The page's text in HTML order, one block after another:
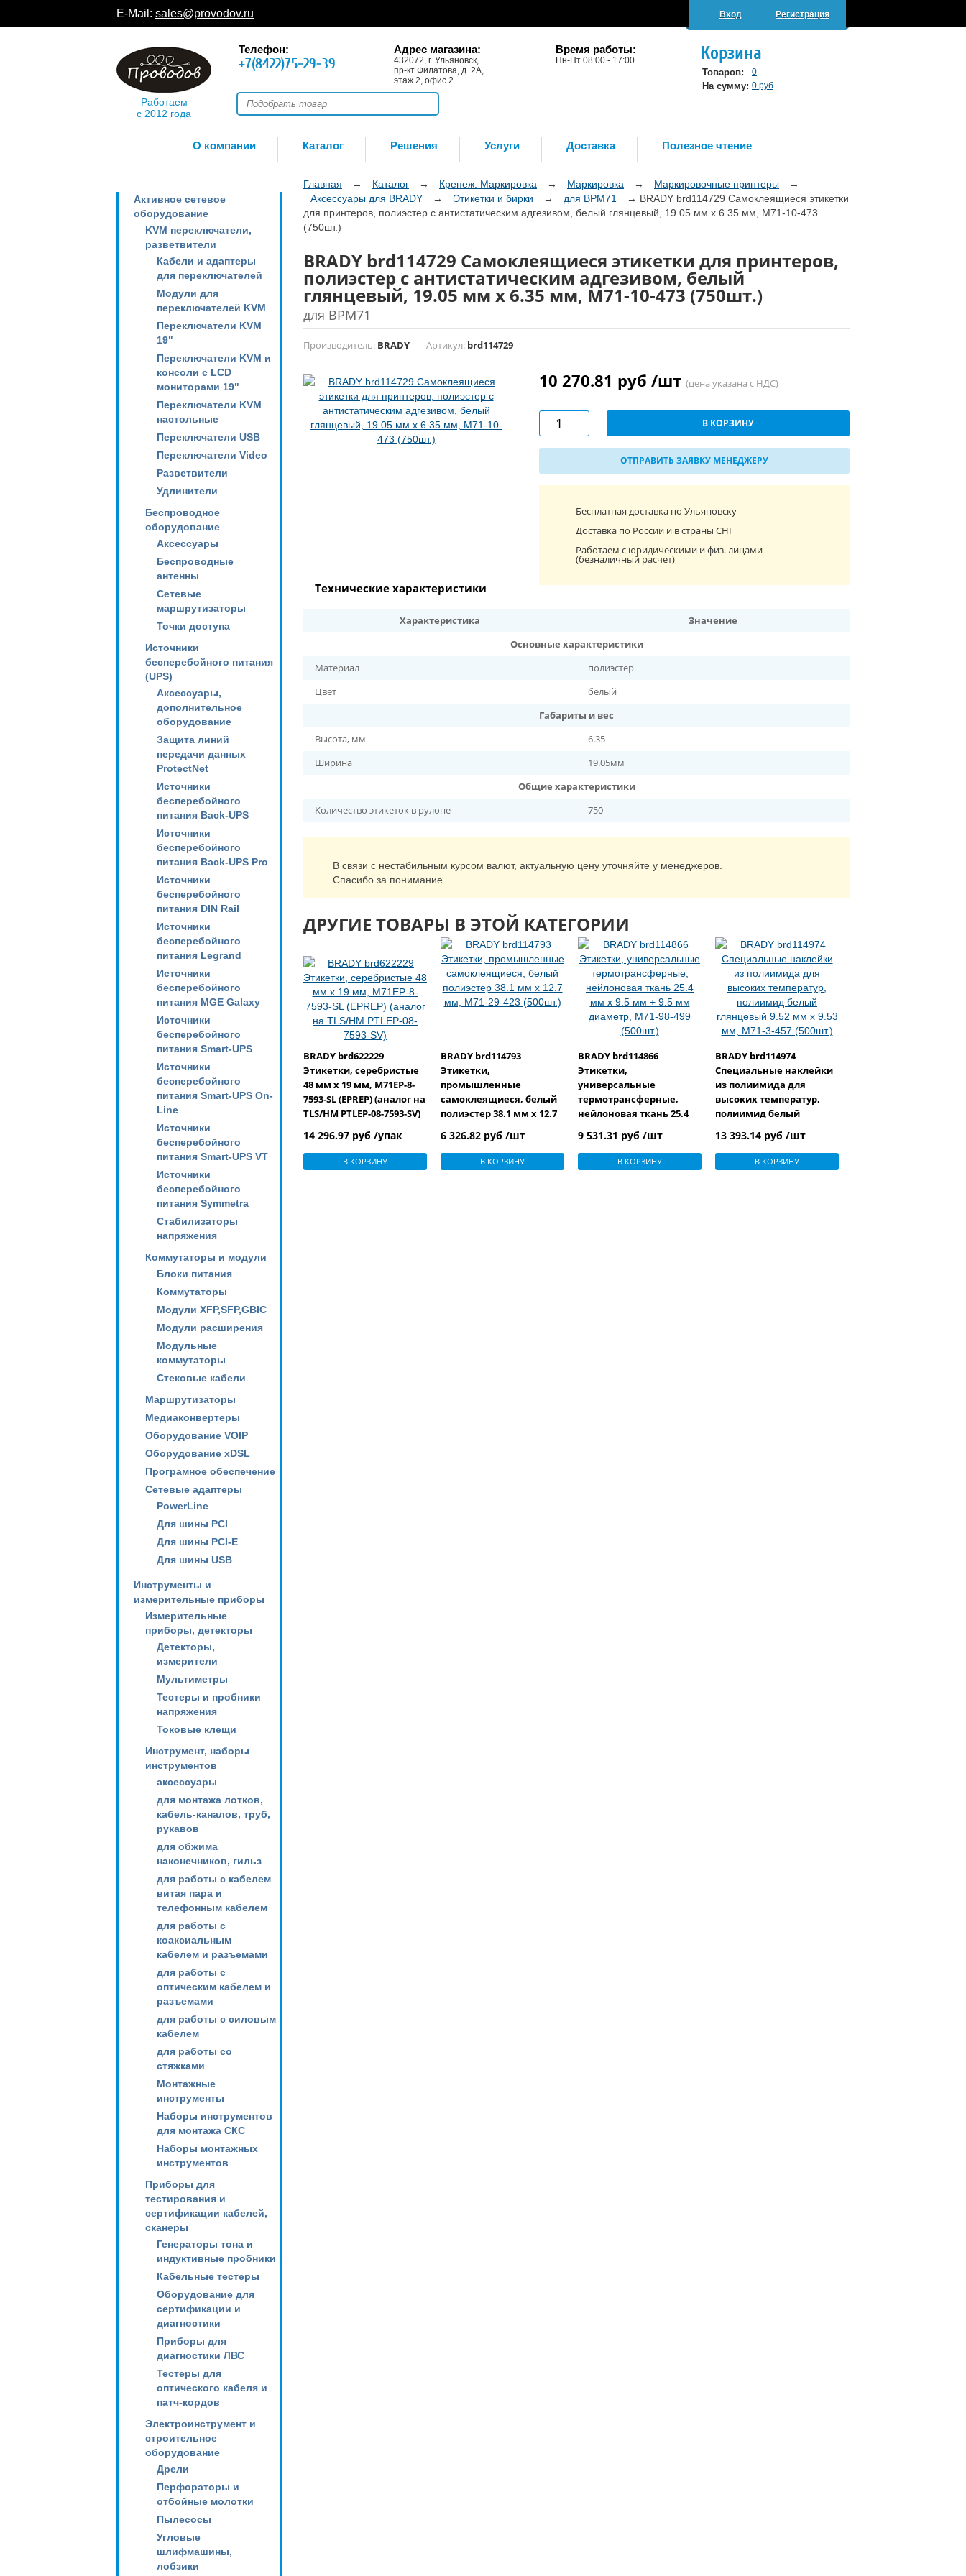
E-Mail: sales@provodov.ru Вход Регистрация
Работаем
с 2012 года
Телефон:
+7(8422)75-29-39
Адрес магазина:
432072, г. Ульяновск,
пр-кт Филатова, д. 2А,
этаж 2, офис 2
Время работы:
Пн-Пт 08:00 - 17:00 Корзина
Товаров: 0
На сумму: 0 руб
О компании Каталог Решения Услуги Доставка Полезное чтение
Активное сетевое
оборудование
KVM переключатели,
разветвители
Кабели и адаптеры
для переключателей
Модули для
переключателей KVM
Переключатели KVM
19"
Переключатели KVM и
консоли с LCD
мониторами 19"
Переключатели KVM
настольные
Переключатели USB
Переключатели Video
Разветвители
Удлинители
Беспроводное
оборудование
Аксессуары
Беспроводные
антенны
Сетевые
маршрутизаторы
Точки доступа
Источники
бесперебойного питания
(UPS)
Аксессуары,
дополнительное
оборудование
Защита линий
передачи данных
ProtectNet
Источники
бесперебойного
питания Back-UPS
Источники
бесперебойного
питания Back-UPS Pro
Источники
бесперебойного
питания DIN Rail
Источники
бесперебойного
питания Legrand
Источники
бесперебойного
питания MGE Galaxy
Источники
бесперебойного
питания Smart-UPS
Источники
бесперебойного
питания Smart-UPS On-
Line
Источники
бесперебойного
питания Smart-UPS VT
Источники
бесперебойного
питания Symmetra
Стабилизаторы
напряжения
Коммутаторы и модули
Блоки питания
Коммутаторы
Модули XFP,SFP,GBIC
Модули расширения
Модульные
коммутаторы
Стековые кабели
Маршрутизаторы
Медиаконвертеры
Оборудование VOIP
Оборудование xDSL
Програмное обеспечение
Сетевые адаптеры
PowerLine
Для шины PCI
Для шины PCI-E
Для шины USB
Инструменты и
измерительные приборы
Измерительные
приборы, детекторы
Детекторы,
измерители
Мультиметры
Тестеры и пробники
напряжения
Токовые клещи
Инструмент, наборы
инструментов
аксессуары
для монтажа лотков,
кабель-каналов, труб,
рукавов
для обжима
наконечников, гильз
для работы с кабелем
витая пара и
телефонным кабелем
для работы с
коаксиальным
кабелем и разъемами
для работы с
оптическим кабелем и
разъемами
для работы с силовым
кабелем
для работы со
стяжками
Монтажные
инструменты
Наборы инструментов
для монтажа СКС
Наборы монтажных
инструментов
Приборы для
тестирования и
сертификации кабелей,
сканеры
Генераторы тона и
индуктивные пробники
Кабельные тестеры
Оборудование для
сертификации и
диагностики
Приборы для
диагностики ЛВС
Тестеры для
оптического кабеля и
патч-кордов
Электроинструмент и
строительное
оборудование
Дрели
Перфораторы и
отбойные молотки
Пылесосы
Угловые
шлифмашины,
лобзики
Главная → Каталог → Крепеж. Маркировка → Маркировка → Маркировочные принтеры
→
Аксессуары для BRADY
→ Этикетки и бирки → для BPM71 → BRADY brd114729 Самоклеящиеся этикетки
для принтеров, полиэстер с антистатическим адгезивом, белый глянцевый, 19.05 мм х 6.35 мм, M71-10-473
(750шт.)
BRADY brd114729 Самоклеящиеся этикетки для принтеров,
полиэстер с антистатическим адгезивом, белый
глянцевый, 19.05 мм х 6.35 мм, M71-10-473 (750шт.)
для BPM71
Производитель: BRADY Артикул: brd114729
10 270.81 руб /шт (цена указана с НДС)
В КОРЗИНУ
ОТПРАВИТЬ ЗАЯВКУ МЕНЕДЖЕРУ
Бесплатная доставка по Ульяновску
Доставка по России и в страны СНГ
Работаем с юридическими и физ. лицами
(безналичный расчет)
Технические характеристики
Характеристика
Значение
Основные характеристики
Материал
полиэстер
Цвет
белый
Габариты и вес
Высота, мм
6.35
Ширина
19.05мм
Общие характеристики
Количество этикеток в рулоне
750
В связи с нестабильным курсом валют, актуальную цену уточняйте у менеджеров.
Спасибо за понимание.
ДРУГИЕ ТОВАРЫ В ЭТОЙ КАТЕГОРИИ
BRADY brd622229
Этикетки, серебристые
48 мм х 19 мм, M71EP-8-
7593-SL (EPREP) (аналог на
TLS/HM PTLEP-08-7593-SV)
14 296.97 руб /упак
В КОРЗИНУ
BRADY brd114793
Этикетки,
промышленные
самоклеящиеся, белый
полиэстер 38.1 мм х 12.7
6 326.82 руб /шт
В КОРЗИНУ
BRADY brd114866
Этикетки,
универсальные
термотрансферные,
нейлоновая ткань 25.4
диаметр, M71-98-499
(500шт.)
9 531.31 руб /шт
В КОРЗИНУ
BRADY brd114974
Специальные наклейки
из полиимида для
высоких температур,
полиимид белый
мм, M71-3-457 (500шт.)
13 393.14 руб /шт
В КОРЗИНУ